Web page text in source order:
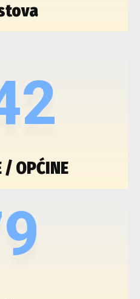
/ OPĆINE